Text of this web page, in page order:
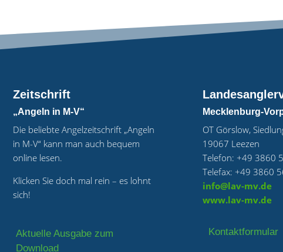
Zeitschrift
„Angeln in M-V“
Die beliebte Angelzeitschrift „Angeln
in M-V“ kann man auch bequem
online lesen.
Klicken Sie doch mal rein – es lohnt
sich!
Aktuelle Ausgabe zum
Download
Mecklenburg-
OT Görslow,
19067 Leezen
Telefon: +49 3860
Telefax: +49 3860
info@lav-mv.de
www.lav-mv.de
Kontaktformular